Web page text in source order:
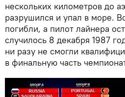
нескольких километров до
разрушился и упал в море.
погибли, а пилот лайнера
случилось 8 декабря 1987
ни разу не смогли
в финальную часть